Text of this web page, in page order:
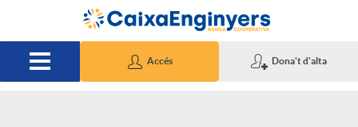
Salta al contingut principal
Accés Dona't d'alta